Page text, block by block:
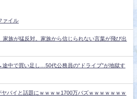
ァイル
家族が猛反対。家族から信じられない言葉が飛び出
中で買い足し…50代公務員の“ドライブ”が地獄す
ヤバイと話題にｗｗｗｗ1700万バズｗｗｗｗｗｗｗ